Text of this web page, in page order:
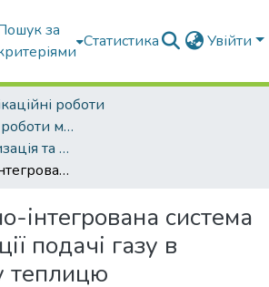
за
Статистика Увійти
роботи
Кваліфікаційні роботи магістрів
ОПП "Автоматизація та комп’ютерно-інтегровані технології"
Комп'ютерно-інтегрована система автоматизації подачі газу в промислову теплицю
інтегрована система
подачі газу в
теплицю